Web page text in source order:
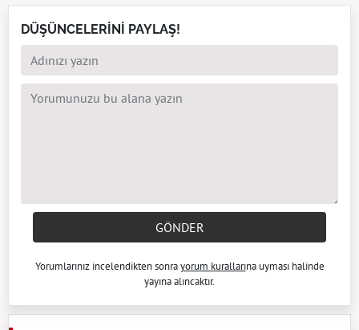
DÜŞÜNCELERİNİ PAYLAŞ!
GÖNDER
Yorumlarınız incelendikten sonrayorum kurallarına uyması halinde
yayına alıncaktır.